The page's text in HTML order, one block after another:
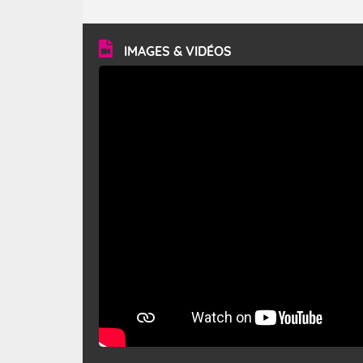
vitesse moyenne de 50 km/h et atteindre 80 à 100 km/h
en rafales, parfois davantage. Il parcourt la basse vallée
du Rhône et la Provence et envahit le littoral
méditerranéen à partir de la Camargue.
IMAGES & VIDÉOS